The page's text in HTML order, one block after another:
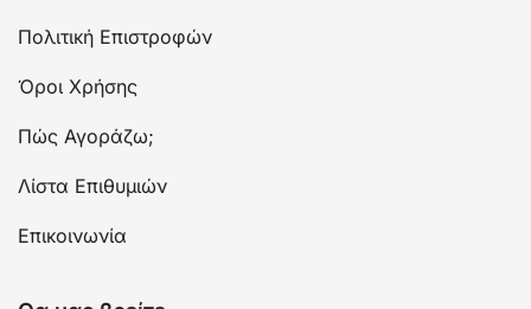
Πολιτική Επιστροφών
Όροι Χρήσης
Πώς Αγοράζω;
Λίστα Επιθυμιών
Επικοινωνία